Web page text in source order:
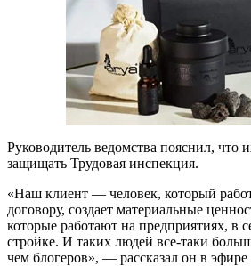
Руководитель ведомства пояснил, что
защищать Трудовая инспекция.
«Наш клиент — человек, который
договору, создает материальные
которые работают на предприятиях, в
стройке. И таких людей все-таки
чем блогеров», — рассказал он в